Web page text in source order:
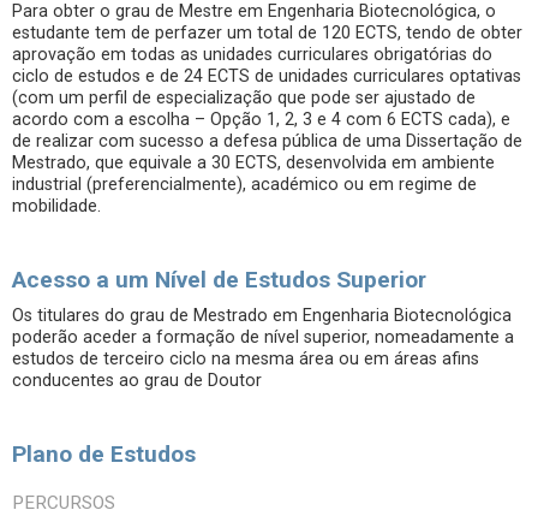
Para obter o grau de Mestre em Engenharia Biotecnológica, o
estudante tem de perfazer um total de 120 ECTS, tendo de obter
aprovação em todas as unidades curriculares obrigatórias do
ciclo de estudos e de 24 ECTS de unidades curriculares optativas
(com um perfil de especialização que pode ser ajustado de
acordo com a escolha – Opção 1, 2, 3 e 4 com 6 ECTS cada), e
de realizar com sucesso a defesa pública de uma Dissertação de
Mestrado, que equivale a 30 ECTS, desenvolvida em ambiente
industrial (preferencialmente), académico ou em regime de
mobilidade.
Acesso a um Nível de Estudos Superior
Os titulares do grau de Mestrado em Engenharia Biotecnológica
poderão aceder a formação de nível superior, nomeadamente a
estudos de terceiro ciclo na mesma área ou em áreas afins
conducentes ao grau de Doutor
Plano de Estudos
PERCURSOS